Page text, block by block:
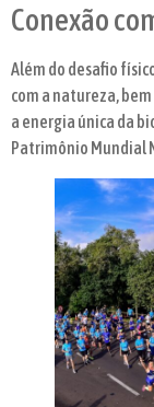
Conexão
Além do desafio
com a natureza,
a energia única da
Patrimônio Mundial